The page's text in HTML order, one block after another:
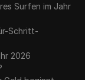
Surfen im Jahr
Schritt-
2026